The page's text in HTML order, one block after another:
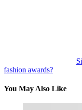
fashion awards?
You May Also Like